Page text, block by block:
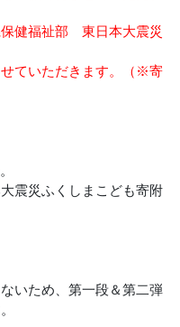
健福祉部 東日本大震災
ていただきます。（※寄
震災ふくしまこども寄附
いため、第一段＆第二弾